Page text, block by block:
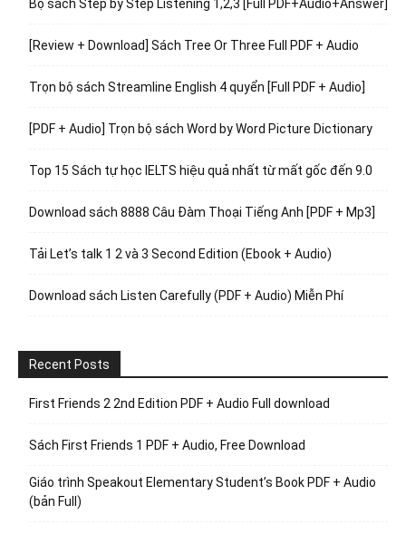
Bộ sách Step by Step Listening 1,2,3 [Full PDF+Audio+Answer]
[Review + Download] Sách Tree Or Three Full PDF + Audio
Trọn bộ sách Streamline English 4 quyển [Full PDF + Audio]
[PDF + Audio] Trọn bộ sách Word by Word Picture Dictionary
Top 15 Sách tự học IELTS hiệu quả nhất từ mất gốc đến 9.0
Download sách 8888 Câu Đàm Thoại Tiếng Anh [PDF + Mp3]
Tải Let’s talk 1 2 và 3 Second Edition (Ebook + Audio)
Download sách Listen Carefully (PDF + Audio) Miễn Phí
Recent Posts
First Friends 2 2nd Edition PDF + Audio Full download
Sách First Friends 1 PDF + Audio, Free Download
Giáo trình Speakout Elementary Student’s Book PDF + Audio
(bản Full)